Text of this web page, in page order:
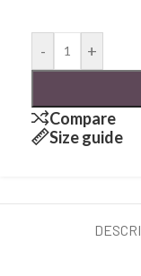
- +
Compare
Size guide